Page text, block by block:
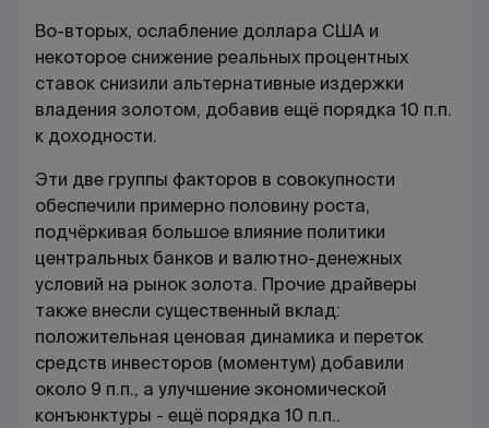
Во-вторых, ослабление доллара США и
некоторое снижение реальных процентных
ставок снизили альтернативные издержки
владения золотом, добавив ещё порядка 10 п.п.
к доходности.
Эти две группы факторов в совокупности
обеспечили примерно половину роста,
подчёркивая большое влияние политики
центральных банков и валютно-денежных
условий на рынок золота. Прочие драйверы
также внесли существенный вклад:
положительная ценовая динамика и переток
средств инвесторов (моментум) добавили
около 9 п.п., а улучшение экономической
конъюнктуры - ещё порядка 10 п.п..